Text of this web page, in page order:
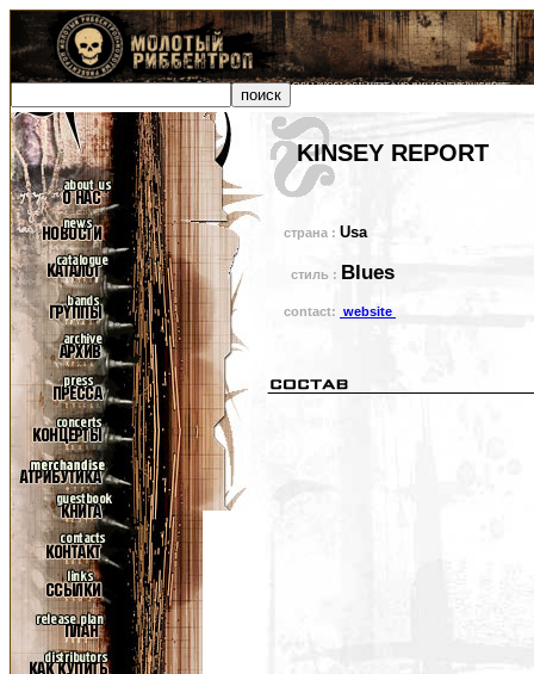
KINSEY REPORT
страна : Usa
стиль : Blues
contact: website